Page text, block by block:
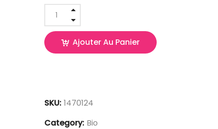
Ajouter Au Panier
SKU: 1470124
Category: Bio